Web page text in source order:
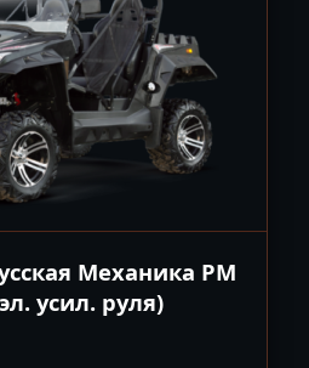
Механика РМ
усил. руля)